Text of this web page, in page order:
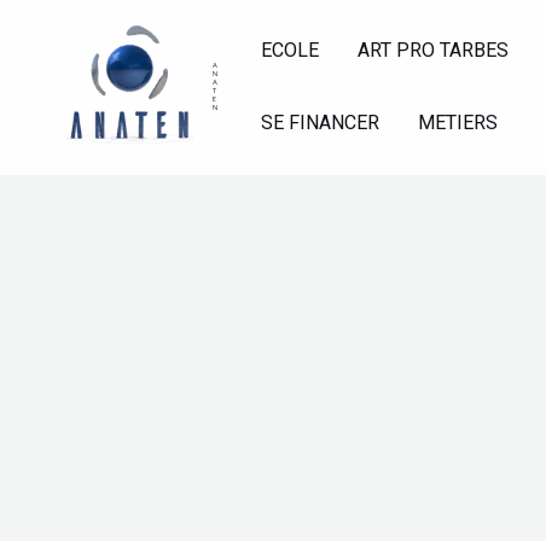
A
N
A
T
E
N
ECOLE ART PRO TARBES
SE FINANCER METIERS